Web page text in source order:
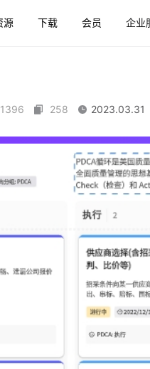
源 下载 会员 企业
1396 258 2023.03.31